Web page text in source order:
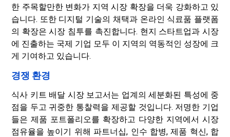
한 주목할만한 변화가 지역 시장 확장을 더욱 강화하고 있
습니다. 또한 디지털 기술의 채택과 온라인 식료품 플랫폼
의 확장은 시장 침투를 촉진합니다. 현지 스타트업과 시장
에 진출하는 국제 기업 모두 이 지역의 역동적인 성장에 크
게 기여하고 있습니다.
경쟁 환경
식사 키트 배달 시장 보고서는 업계의 세분화된 특성에 중
점을 두고 귀중한 통찰력을 제공할 것입니다. 저명한 기업
들은 제품 포트폴리오를 확장하고 다양한 지역에서 시장
점유율을 높이기 위해 파트너십, 인수 합병, 제품 혁신, 합